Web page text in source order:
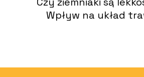
Wpływ na układ